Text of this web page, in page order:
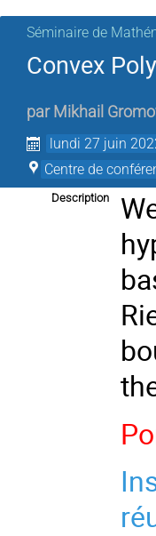
Séminaire de
Convex
par Mikhail
lundi 27 juin
Centre de
Description